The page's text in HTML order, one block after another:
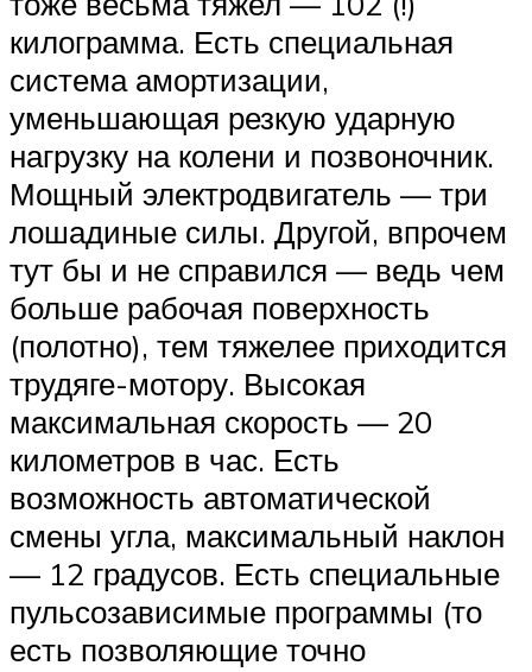
килограмма. Есть специальная
система амортизации,
уменьшающая резкую ударную
нагрузку на колени и позвоночник.
Мощный электродвигатель — три
лошадиные силы. Другой, впрочем
тут бы и не справился — ведь чем
больше рабочая поверхность
(полотно), тем тяжелее приходится
трудяге-мотору. Высокая
максимальная скорость — 20
километров в час. Есть
возможность автоматической
смены угла, максимальный наклон
— 12 градусов. Есть специальные
пульсозависимые программы (то
есть позволяющие точно